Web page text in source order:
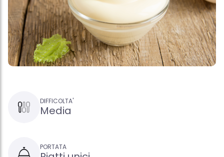
DIFFICOLTA'
Media
PORTATA